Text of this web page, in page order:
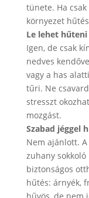
tünete. Ha
környezet
Le lehet
Igen, de csak
nedves
vagy a has
tűri. Ne
stresszt
mozgást.
Szabad jéggel
Nem ajánlott.
zuhany
biztonságos
hűtés: árnyék,